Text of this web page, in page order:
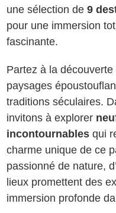
une sélection de9
pour une immersion
fascinante.
Partez à la
paysages
traditions séculaires.
invitons à explorer
incontournables qui
charme unique de ce
passionné de nature,
lieux promettent des
immersion profonde